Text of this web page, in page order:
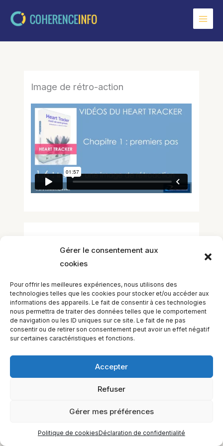
Gérer le consentement aux
cookies
Pour offrir les meilleures expériences, nous utilisons des
technologies telles que les cookies pour stocker et/ou accéder aux
informations des appareils. Le fait de consentir à ces technologies
nous permettra de traiter des données telles que le comportement
de navigation ou les ID uniques sur ce site. Le fait de ne pas
consentir ou de retirer son consentement peut avoir un effet négatif
sur certaines caractéristiques et fonctions.
Accepter
Refuser
Gérer mes préférences
Politique de cookiesDéclaration de confidentialité
Image de rétro-action
Vous devez vous connecterpour publier
un commentaire.
H1Y 2J9 Canada